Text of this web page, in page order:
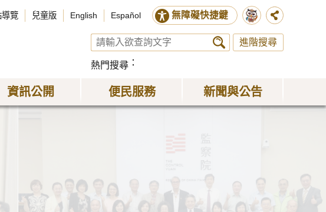
導覽 兒童版 English Español 無障礙快捷鍵
進階搜尋
熱門搜尋
資訊公開 便民服務 新聞與公告